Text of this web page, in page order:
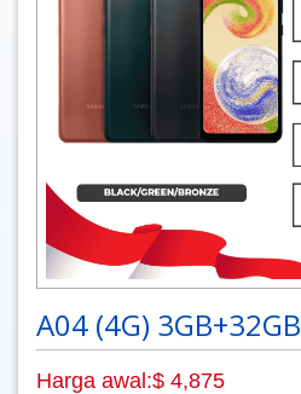
A04 (4G) 3GB+32GB
Harga awal:$ 4,875